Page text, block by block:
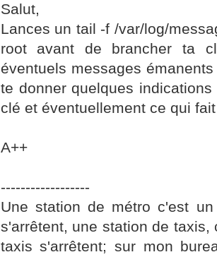
Salut,
Lances un tail -f /var/log/
root avant de brancher ta
éventuels messages
te donner quelques
clé et éventuellement ce qui
A++
------------------
Une station de métro c'est
s'arrêtent, une station de taxis,
taxis s'arrêtent; sur mon